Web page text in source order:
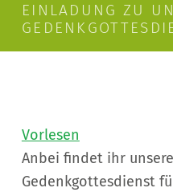
EINLADUNG ZU
Vorlesen
Anbei findet ihr
Gedenkgottesdienst